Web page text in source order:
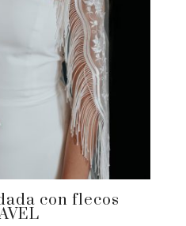
con flecos